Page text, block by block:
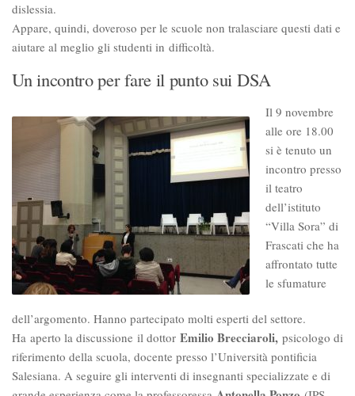
dislessia.
Appare, quindi, doveroso per le scuole non tralasciare questi dati e
aiutare al meglio gli studenti in difficoltà.
Un incontro per fare il punto sui DSA
Il 9 novembre
alle ore 18.00
si è tenuto un
incontro presso
il teatro
dell’istituto
“Villa Sora” di
Frascati che ha
affrontato tutte
le sfumature
dell’argomento. Hanno partecipato molti esperti del settore.
Ha aperto la discussione il dottor Emilio Brecciaroli, psicologo di
riferimento della scuola, docente presso l’Università pontificia
Salesiana. A seguire gli interventi di insegnanti specializzate e di